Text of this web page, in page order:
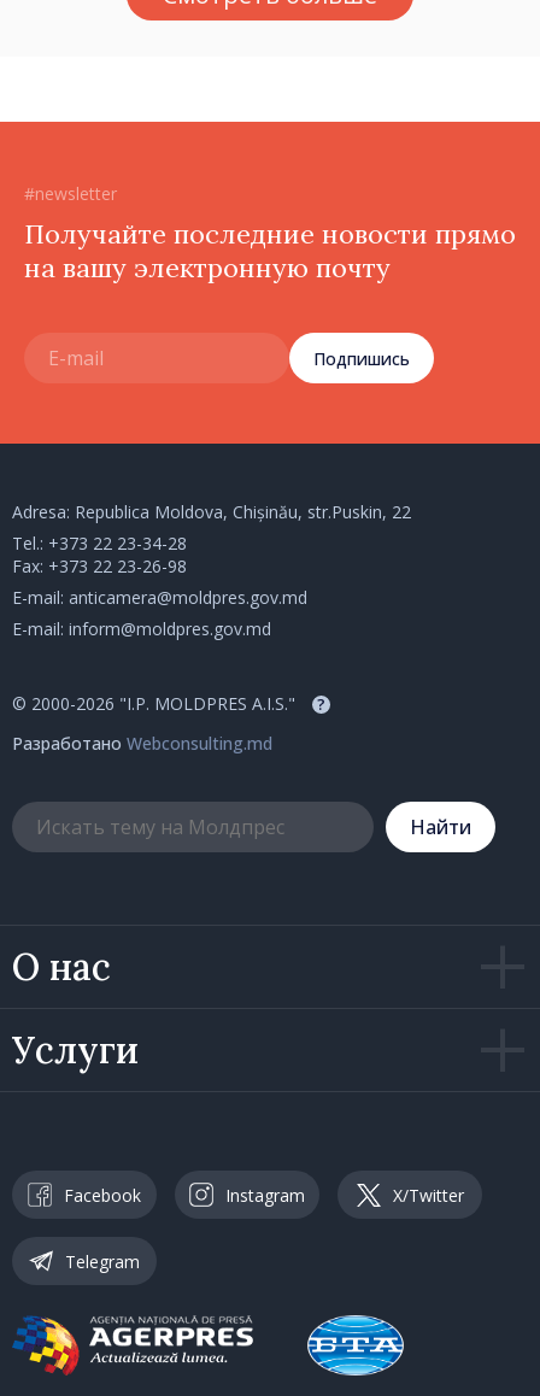
#newsletter
Получайте последние новости прямо
на вашу электронную почту
Подпишись
О нас
Услуги
Adresa: Republica Moldova, Chișinău, str.Puskin, 22
Tel.: +373 22 23-34-28
Fax: +373 22 23-26-98
E-mail: anticamera@moldpres.gov.md
E-mail: inform@moldpres.gov.md
© 2000-2026 "I.P. MOLDPRES A.I.S." ?
Разработано Webconsulting.md
Hайти
Facebook Instagram X/Twitter
Telegram